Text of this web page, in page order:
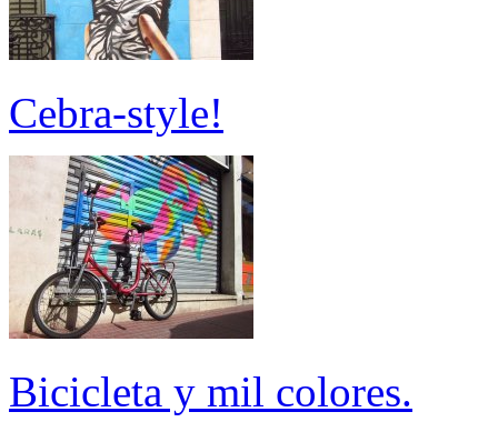
Cebra-style!
Bicicleta y mil colores.